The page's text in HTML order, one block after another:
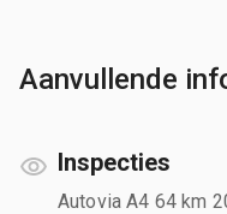
Aanvullende
Inspecties
Autovia A4 64 km